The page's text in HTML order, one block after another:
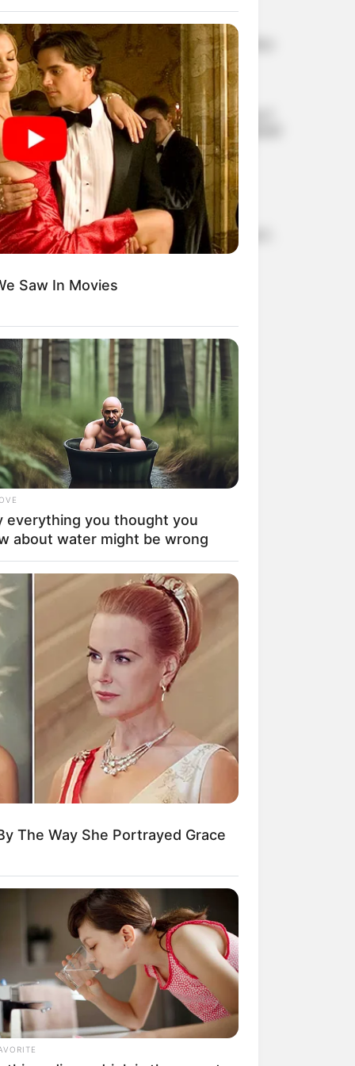
ഫിഫയില്‍
ഇന്‍ഫാന്റിനോയ്‌ക്ക്
കരുത്തായി അര്‍ജന്റീനയും
മെക്സിക്കോയും;
യൂറോപ്യന്‍ എതിര്‍പ്പിനിടെ
പിന്തുണ ശക്തമാകുന്നു
‘എന്റെ കരിയറിന്റെ
വിജയത്തിന് പിന്നില്‍ വിരാട്
കോഹ്ലി’; കോമണ്‍വെല്‍ത്ത്
സ്വര്‍ണത്തിന് പിന്നാലെ
ഹൃദയം തുറന്ന് ഇന്ത്യന്‍
ബോക്‌സര്‍ സാക്ഷി ചൗധരി
സെന്റ് ലൂയിസ് റാപ്പിഡ്
ആന്‍ഡ് ബ്ലിറ്റ്‌സ്
ടൂര്‍ണമെന്റില്‍ കിരീട
നേട്ടവുമായി ഇന്ത്യന്‍ ചെസ്
രാജാവ് പ്രഗ്നനാനന്ദ;
Saw In Movies
everything you thought you
about water might be wrong
The Way She Portrayed Grace